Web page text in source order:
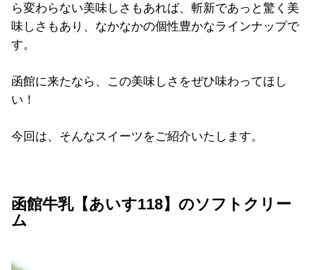
ら変わらない美味しさもあれば、斬新であっと驚く美
味しさもあり、なかなかの個性豊かなラインナップで
す。
函館に来たなら、この美味しさをぜひ味わってほし
い！
今回は、そんなスイーツをご紹介いたします。
函館牛乳【あいす118】のソフトクリー
ム